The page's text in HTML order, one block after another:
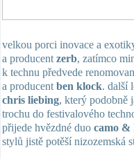
velkou porci inovace a
a producentzerb, zatímco
k technu předvede
a producentben klock. další
chris liebing, který podobně
trochu do festivalového
přijede hvězdné duo camo &
stylů jistě potěší nizozemská